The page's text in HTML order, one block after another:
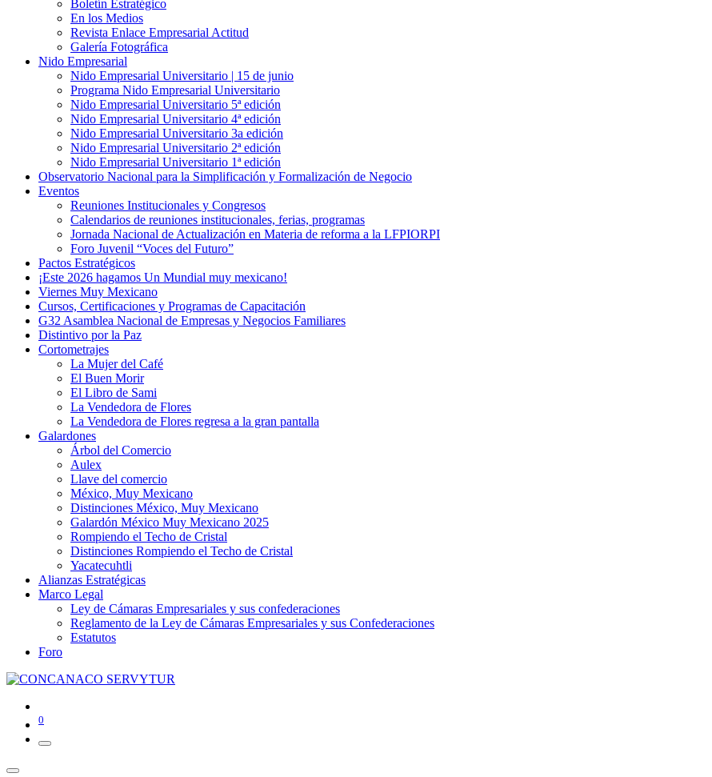
Boletín Estratégico
En los Medios
Revista Enlace Empresarial Actitud
Galería Fotográfica
Nido Empresarial
Nido Empresarial Universitario | 15 de junio
Programa Nido Empresarial Universitario
Nido Empresarial Universitario 5ª edición
Nido Empresarial Universitario 4ª edición
Nido Empresarial Universitario 3a edición
Nido Empresarial Universitario 2ª edición
Nido Empresarial Universitario 1ª edición
Observatorio Nacional para la Simplificación y Formalización de Negocio
Eventos
Reuniones Institucionales y Congresos
Calendarios de reuniones institucionales, ferias, programas
Jornada Nacional de Actualización en Materia de reforma a la LFPIORPI
Foro Juvenil “Voces del Futuro”
Pactos Estratégicos
¡Este 2026 hagamos Un Mundial muy mexicano!
Viernes Muy Mexicano
Cursos, Certificaciones y Programas de Capacitación
G32 Asamblea Nacional de Empresas y Negocios Familiares
Distintivo por la Paz
Cortometrajes
La Mujer del Café
El Buen Morir
El Libro de Sami
La Vendedora de Flores
La Vendedora de Flores regresa a la gran pantalla
Galardones
Árbol del Comercio
Aulex
Llave del comercio
México, Muy Mexicano
Distinciones México, Muy Mexicano
Galardón México Muy Mexicano 2025
Rompiendo el Techo de Cristal
Distinciones Rompiendo el Techo de Cristal
Yacatecuhtli
Alianzas Estratégicas
Marco Legal
Ley de Cámaras Empresariales y sus confederaciones
Reglamento de la Ley de Cámaras Empresariales y sus Confederaciones
Estatutos
Foro
0